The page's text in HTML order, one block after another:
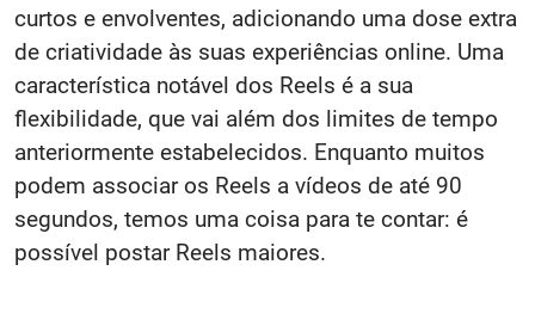
curtos e envolventes, adicionando uma dose extra
de criatividade às suas experiências online. Uma
característica notável dos Reels é a sua
flexibilidade, que vai além dos limites de tempo
anteriormente estabelecidos. Enquanto muitos
podem associar os Reels a vídeos de até 90
segundos, temos uma coisa para te contar: é
possível postar Reels maiores.